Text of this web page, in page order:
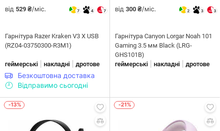
від 529 ₴/міс. 7 4 7
Гарнітура Razer Kraken V3 X USB
(RZ04-03750300-R3M1)
геймерські накладні дротове
Безкоштовна доставка
Відправимо сьогодні
від 300 ₴/міс. 2 3 3
Гарнітура Canyon Lorgar Noah 101
Gaming 3.5 мм Black (LRG-
GHS101B)
геймерські
накладні дротове
-13% -21%